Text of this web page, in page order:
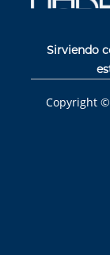
Sirviendo
Copyright ©